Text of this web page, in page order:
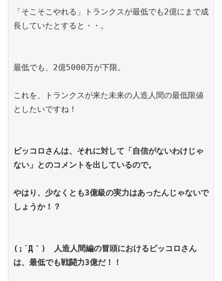
「そこそこやれる」トランクスが最低でも2億にまで成
長していたとすると・・。
最低でも、2億5000万が下限。
これを、トランクスが来た未来の人造人間の最低限値
としたいですね！
ピッコロさんは、それに対して「自信がないわけじゃ
ない」とのコメントを出しているので。
やはり、少なくとも3億級の実力はあったんじゃないで
しょうか！？
(;´Д｀)　人造人間編の冒頭におけるピッコロさん
は、最低でも戦闘力3億だ！！